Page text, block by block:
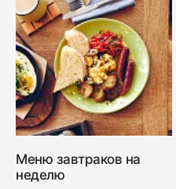
Меню завтраков на
неделю